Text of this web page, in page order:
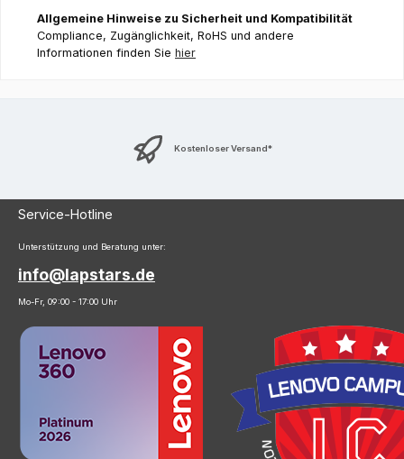
Allgemeine Hinweise zu Sicherheit und Kompatibilität
Compliance, Zugänglichkeit, RoHS und andere
Informationen finden Sie hier
Kostenloser Versand*
Service-Hotline
Unterstützung und Beratung unter:
info@lapstars.de
Mo-Fr, 09:00 - 17:00 Uhr